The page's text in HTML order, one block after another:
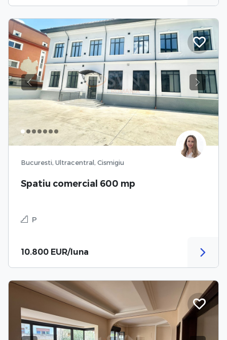
Previous Next
Bucuresti, Ultracentral, Cismigiu
Spatiu comercial 600 mp
P
10.800 EUR/luna